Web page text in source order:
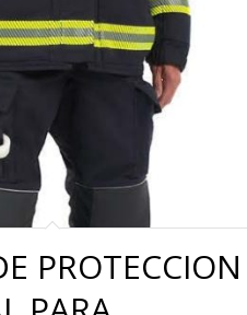
PROTECCION